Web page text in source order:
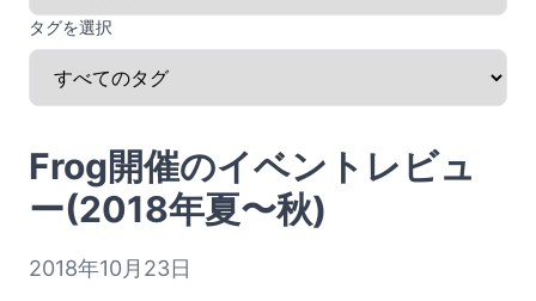
タグを選択
Frog開催のイベントレビュ
ー(2018年夏〜秋)
2018年10月23日